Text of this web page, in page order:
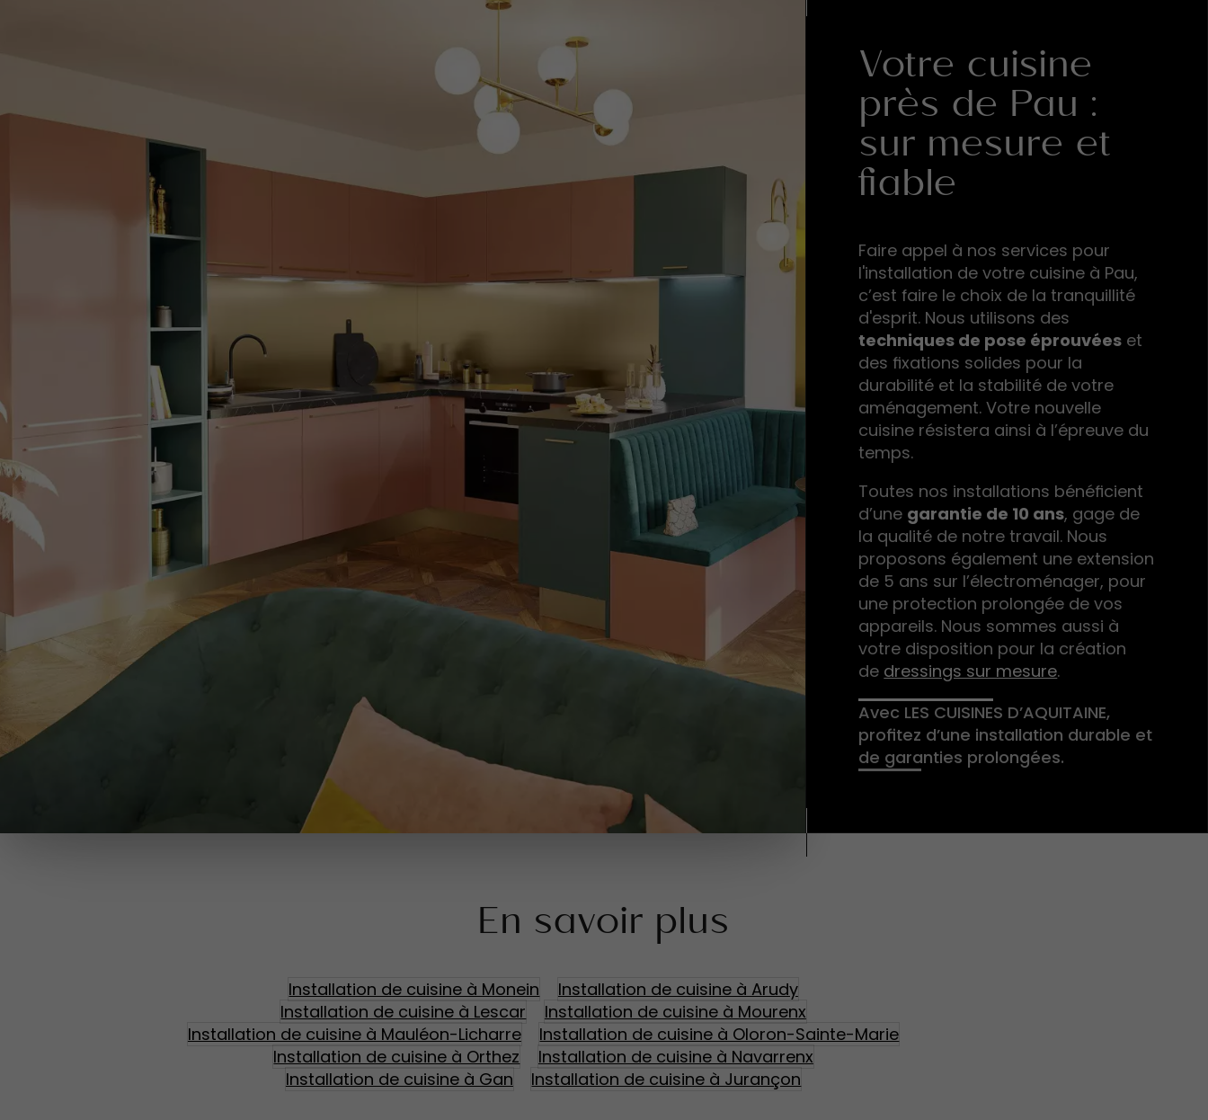
Votre cuisine
près de Pau :
sur mesure et
fiable
Faire appel à nos services pour
l'installation de votre cuisine à Pau,
c’est faire le choix de la tranquillité
d'esprit. Nous utilisons des
techniques de pose éprouvées et
des fixations solides pour la
durabilité et la stabilité de votre
aménagement. Votre nouvelle
cuisine résistera ainsi à l’épreuve du
temps.
Toutes nos installations bénéficient
d’une garantie de 10 ans, gage de
la qualité de notre travail. Nous
proposons également une extension
de 5 ans sur l’électroménager, pour
une protection prolongée de vos
appareils. Nous sommes aussi à
votre disposition pour la création
de dressings sur mesure.
Avec LES CUISINES D’AQUITAINE,
profitez d’une installation durable et
de garanties prolongées.
En savoir plus
Installation de cuisine à Monein
Installation de cuisine à Arudy
Installation de cuisine à Lescar
Installation de cuisine à Mourenx
Installation de cuisine à Mauléon-Licharre
Installation de cuisine à Oloron-Sainte-Marie
Installation de cuisine à Orthez
Installation de cuisine à Navarrenx
Installation de cuisine à Gan
Installation de cuisine à Jurançon